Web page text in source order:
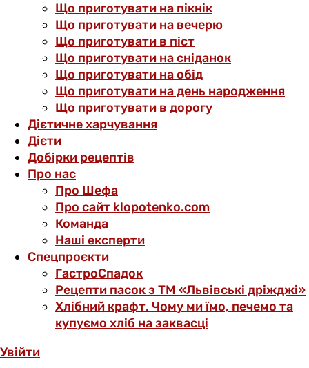
Що приготувати на пікнік
Що приготувати на вечерю
Що приготувати в піст
Що приготувати на сніданок
Що приготувати на обід
Що приготувати на день народження
Що приготувати в дорогу
Дієтичне харчування
Дієти
Добірки рецептів
Про нас
Про Шефа
Про сайт klopotenko.com
Команда
Наші експерти
Спецпроєкти
ГастроСпадок
Рецепти пасок з ТМ «Львівські дріжджі»
Хлібний крафт. Чому ми їмо, печемо та
купуємо хліб на заквасці
Увійти